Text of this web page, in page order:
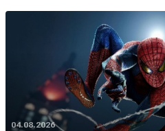
04.08.2026